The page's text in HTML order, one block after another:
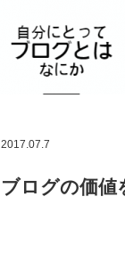
2017.07.7
ブログの価値